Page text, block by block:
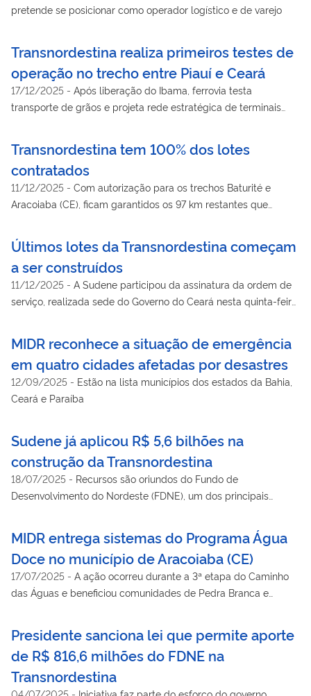
pretende se posicionar como operador logístico e de varejo
Transnordestina realiza primeiros testes de
operação no trecho entre Piauí e Ceará
17/12/2025 - Após liberação do Ibama, ferrovia testa
transporte de grãos e projeta rede estratégica de terminais
Transnordestina tem 100% dos lotes
contratados
11/12/2025 - Com autorização para os trechos Baturité e
Aracoiaba (CE), ficam garantidos os 97 km restantes que
Últimos lotes da Transnordestina começam
a ser construídos
11/12/2025 - A Sudene participou da assinatura da ordem de
serviço, realizada sede do Governo do Ceará nesta quinta-feira
MIDR reconhece a situação de emergência
em quatro cidades afetadas por desastres
12/09/2025 - Estão na lista municípios dos estados da Bahia,
Ceará e Paraíba
Sudene já aplicou R$ 5,6 bilhões na
construção da Transnordestina
18/07/2025 - Recursos são oriundos do Fundo de
Desenvolvimento do Nordeste (FDNE), um dos principais
MIDR entrega sistemas do Programa Água
Doce no município de Aracoiaba (CE)
17/07/2025 - A ação ocorreu durante a 3ª etapa do Caminho
das Águas e beneficiou comunidades de Pedra Branca e
Presidente sanciona lei que permite aporte
de R$ 816,6 milhões do FDNE na
Transnordestina